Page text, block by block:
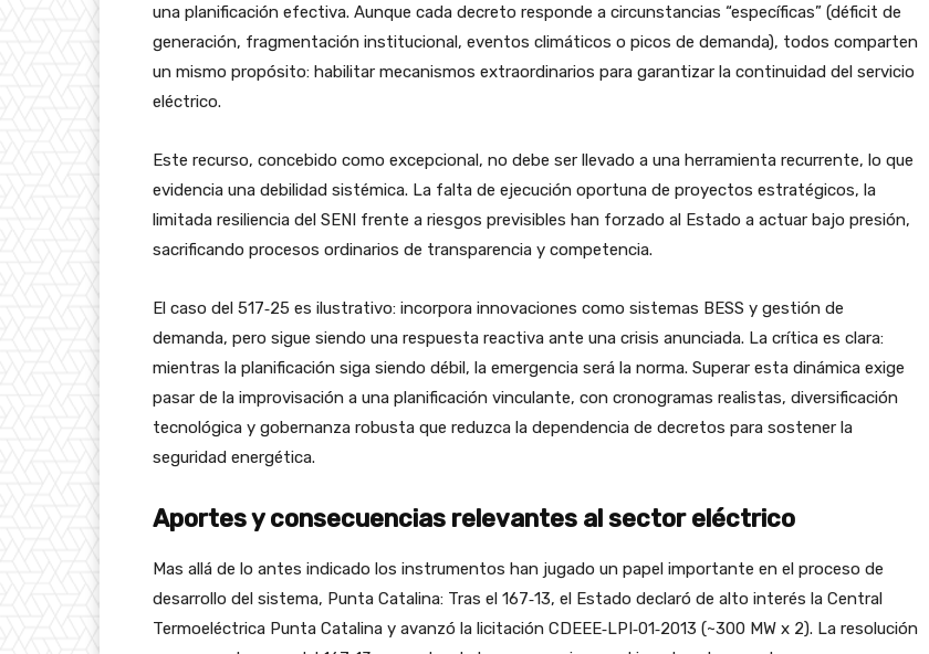
una planificación efectiva. Aunque cada decreto responde a circunstancias “específicas” (déficit de
generación, fragmentación institucional, eventos climáticos o picos de demanda), todos comparten
un mismo propósito: habilitar mecanismos extraordinarios para garantizar la continuidad del servicio
eléctrico.
Este recurso, concebido como excepcional, no debe ser llevado a una herramienta recurrente, lo que
evidencia una debilidad sistémica. La falta de ejecución oportuna de proyectos estratégicos, la
limitada resiliencia del SENI frente a riesgos previsibles han forzado al Estado a actuar bajo presión,
sacrificando procesos ordinarios de transparencia y competencia.
El caso del 517‑25 es ilustrativo: incorpora innovaciones como sistemas BESS y gestión de
demanda, pero sigue siendo una respuesta reactiva ante una crisis anunciada. La crítica es clara:
mientras la planificación siga siendo débil, la emergencia será la norma. Superar esta dinámica exige
pasar de la improvisación a una planificación vinculante, con cronogramas realistas, diversificación
tecnológica y gobernanza robusta que reduzca la dependencia de decretos para sostener la
seguridad energética.
Aportes y consecuencias relevantes al sector eléctrico
Mas allá de lo antes indicado los instrumentos han jugado un papel importante en el proceso de
desarrollo del sistema, Punta Catalina: Tras el 167‑13, el Estado declaró de alto interés la Central
Termoeléctrica Punta Catalina y avanzó la licitación CDEEE‑LPI‑01‑2013 (~300 MW x 2). La resolución